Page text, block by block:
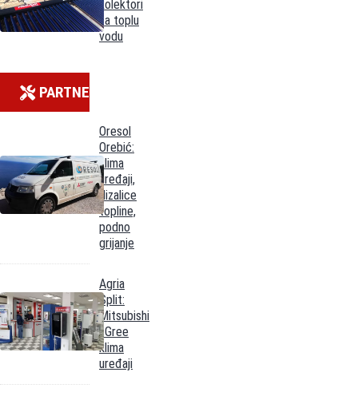
kolektori
za toplu
vodu
PARTNERI
Oresol
Orebić:
klima
uređaji,
dizalice
topline,
podno
grijanje
Agria
Split:
Mitsubishi
i Gree
klima
uređaji